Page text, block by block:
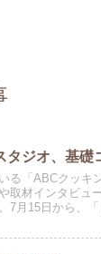
ジオ、基礎
る「ABCクッキ
取材インタビュ
7月15日から、